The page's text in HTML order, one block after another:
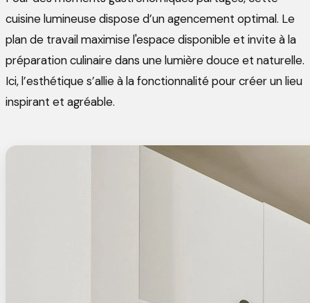
cuisine lumineuse dispose d’un agencement optimal. Le
plan de travail maximise l'espace disponible et invite à la
préparation culinaire dans une lumière douce et naturelle.
Ici, l’esthétique s’allie à la fonctionnalité pour créer un lieu
inspirant et agréable.